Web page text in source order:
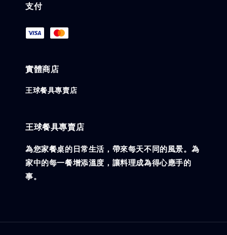
支付
實體商店
王球餐具專賣店
王球餐具專賣店
為您家餐桌的日常生活，帶來每天不同的風景。為
家中的每一餐增添溫度，讓料理成為得心應手的
事。